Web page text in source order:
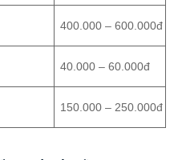
400.000 – 600.000đ
40.000 – 60.000đ
150.000 – 250.000đ